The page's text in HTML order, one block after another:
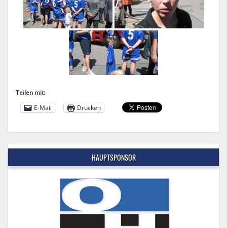
Teilen mit:
E-Mail
Drucken
HAUPTSPONSOR